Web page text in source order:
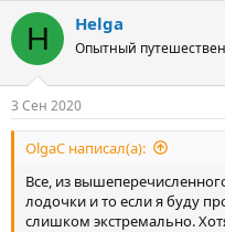
к
и
H Helga
Опытный
3 Сен 2020
OlgaС написал(а):
Все, из
лодочки и то если я буду
слишком экстремально.